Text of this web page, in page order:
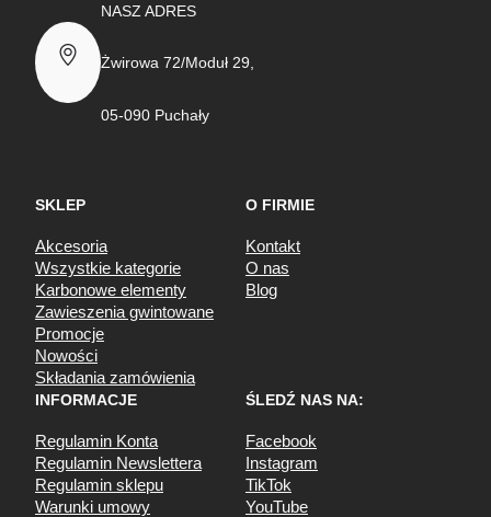
NASZ ADRES
Żwirowa 72/Moduł 29,
05-090 Puchały
SKLEP
Akcesoria
Wszystkie kategorie
Karbonowe elementy
Zawieszenia gwintowane
Promocje
Nowości
Składania zamówienia
O FIRMIE
Kontakt
O nas
Blog
INFORMACJE
Regulamin Konta
Regulamin Newslettera
Regulamin sklepu
Warunki umowy
ŚLEDŹ NAS NA:
Facebook
Instagram
TikTok
YouTube